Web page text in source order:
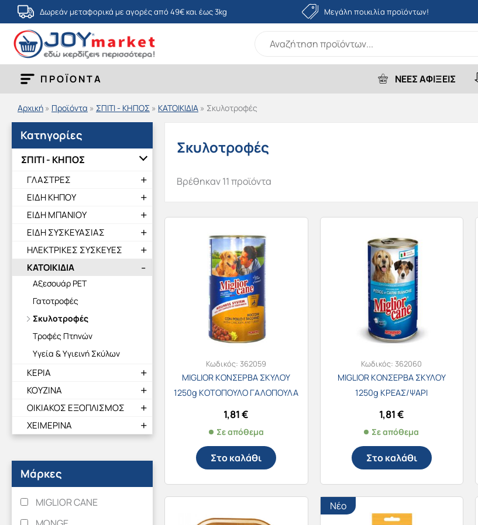
Μετάβαση
στο
περιεχόμενο
Δωρεάν μεταφορικά με αγορές από 49€ και έως 3kg Μεγάλη ποικιλία προϊόντων!
ΠΡΟΪΟΝΤΑ ΝΕΕΣ ΑΦΙΞΕΙΣ
Αρχική » Προϊόντα » ΣΠΙΤΙ - ΚΗΠΟΣ » ΚΑΤΟΙΚΙΔΙΑ » Σκυλοτροφές
Κατηγορίες
ΣΠΙΤΙ - ΚΗΠΟΣ
ΓΛΑΣΤΡΕΣ
ΕΙΔΗ ΚΗΠΟΥ
ΕΙΔΗ ΜΠΑΝΙΟΥ
ΕΙΔΗ ΣΥΣΚΕΥΑΣΙΑΣ
ΗΛΕΚΤΡΙΚΕΣ ΣΥΣΚΕΥΕΣ
ΚΑΤΟΙΚΙΔΙΑ
Αξεσουάρ PET
Γατοτροφές
Σκυλοτροφές
Τροφές Πτηνών
Υγεία & Υγιεινή Σκύλων
ΚΕΡΙΑ
ΚΟΥΖΙΝΑ
ΟΙΚΙΑΚΟΣ ΕΞΟΠΛΙΣΜΟΣ
ΧΕΙΜΕΡΙΝΑ
Μάρκες
MIGLIOR CANE
Σκυλοτροφές
Βρέθηκαν 11 προϊόντα
Κωδικός:362059
MIGLIOR ΚΟΝΣΕΡΒΑ ΣΚΥΛΟΥ
1250g ΚΟΤΟΠΟΥΛΟ ΓΑΛΟΠΟΥΛΑ
1,81€
Σε απόθεμα
Στο καλάθι
Κωδικός:362060
MIGLIOR ΚΟΝΣΕΡΒΑ ΣΚΥΛΟΥ
1250g ΚΡΕΑΣ/ΨΑΡΙ
1,81€
Σε απόθεμα
Στο καλάθι
Νέο